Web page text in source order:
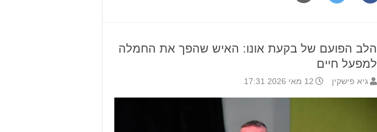
הלב הפועם של בקעת אונו: האיש שהפך את החמלה
למפעל חיים
גיא פישקין 12 מאי 2026 17:31